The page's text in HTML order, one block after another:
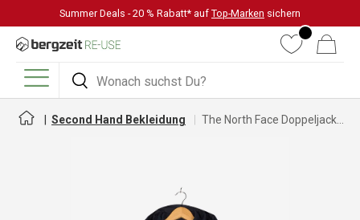
DIREKT ZUM INHALT
Summer Deals - 20 % Rabatt* auf Top-Marken sichern
Suchen
Suchen
WunschlisteWarenkorb
Menü
Second Hand Bekleidung